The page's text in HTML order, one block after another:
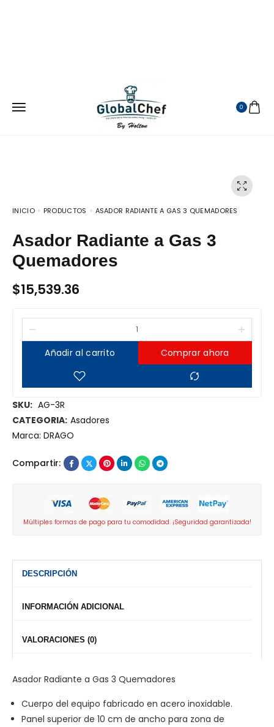
0
INICIO PRODUCTOS ASADOR RADIANTE A GAS 3 QUEMADORES
Asador Radiante a Gas 3
Quemadores
$15,539.36
Añadir al carrito Comprar ahora
SKU: AG-3R
CATEGORIA: Asadores
Marca: DRAGO
Compartir:
Múltiples formas de pago para tu comodidad. ¡Seguridad garantizada!
DESCRIPCIÓN
INFORMACIÓN ADICIONAL
VALORACIONES (0)
Asador Radiante a Gas 3 Quemadores
Cuerpo del equipo fabricado en acero inoxidable.
Panel superior de 10 cm de ancho para zona de